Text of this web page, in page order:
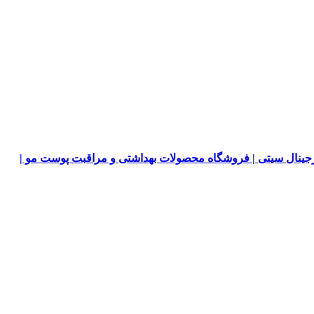
سیتی | فروشگاه محصولات بهداشتی و مراقبت پوست مو |